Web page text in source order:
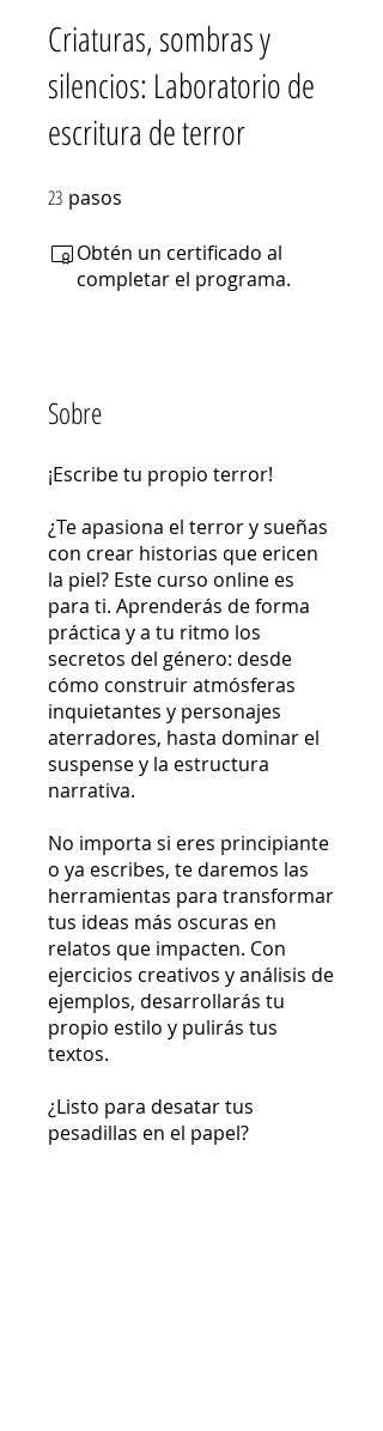
Criaturas, sombras y
silencios: Laboratorio de
escritura de terror
23 pasos
Obtén un certificado al
completar el programa.
Sobre
¡Escribe tu propio terror!
¿Te apasiona el terror y sueñas
con crear historias que ericen
la piel? Este curso online es
para ti. Aprenderás de forma
práctica y a tu ritmo los
secretos del género: desde
cómo construir atmósferas
inquietantes y personajes
aterradores, hasta dominar el
suspense y la estructura
narrativa.
No importa si eres principiante
o ya escribes, te daremos las
herramientas para transformar
tus ideas más oscuras en
relatos que impacten. Con
ejercicios creativos y análisis de
ejemplos, desarrollarás tu
propio estilo y pulirás tus
textos.
¿Listo para desatar tus